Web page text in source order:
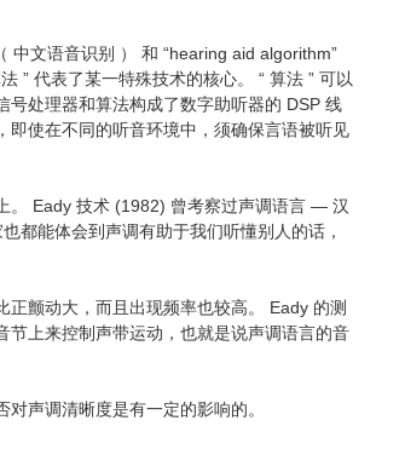
中文语音识别 ） 和 “hearing aid algorithm”
” 代表了某一特殊技术的核心。 “ 算法 ” 可以
处理器和算法构成了数字助听器的 DSP 线
即使在不同的听音环境中，须确保言语被听见
。 Eady 技术 (1982) 曾考察过声调语言 — 汉
都能体会到声调有助于我们听懂别人的话，
颤动大，而且出现频率也较高。 Eady 的测
上来控制声带运动，也就是说声调语言的音
声调清晰度是有一定的影响的。